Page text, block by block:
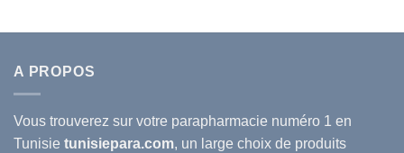
A PROPOS
Vous trouverez sur votre parapharmacie numéro 1 en
Tunisie tunisiepara.com, un large choix de produits